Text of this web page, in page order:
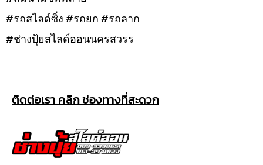
#รถสไลด์ซิ่ง #รถยก #รถลาก
#ช่างปุ้ยสไลด์ออนนครสวรร
ติดต่อเรา คลิก ช่องทางที่สะดวก